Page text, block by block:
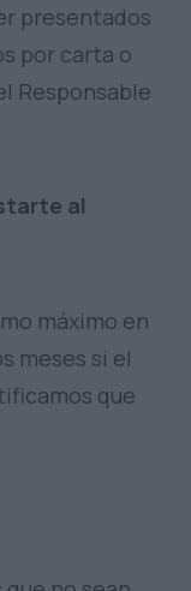
presentados
por carta o
Responsable
al
máximo en
meses si el
que